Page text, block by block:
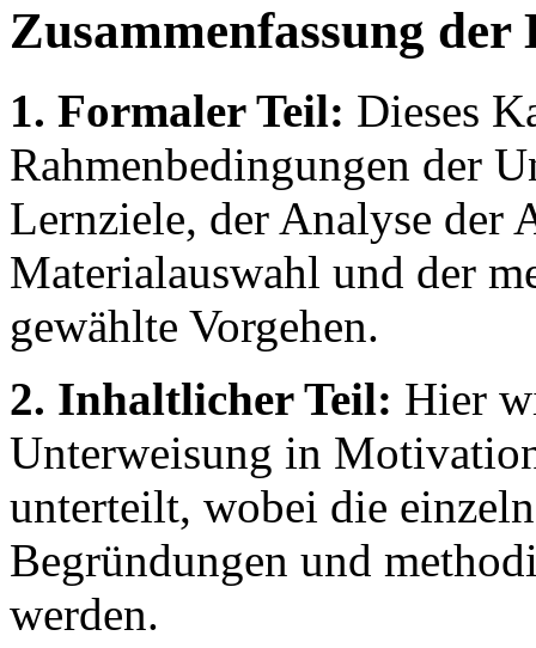
Zusammenfassung der
1. Formaler Teil: Dieses
Rahmenbedingungen der
Lernziele, der Analyse der
Materialauswahl und der
gewählte Vorgehen.
2. Inhaltlicher Teil: Hier
Unterweisung in
unterteilt, wobei die
Begründungen und
werden.